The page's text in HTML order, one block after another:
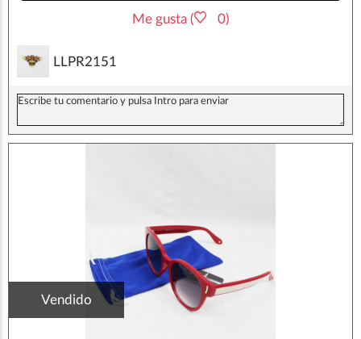
Me gusta ( 0)
LLPR2151
Vendido